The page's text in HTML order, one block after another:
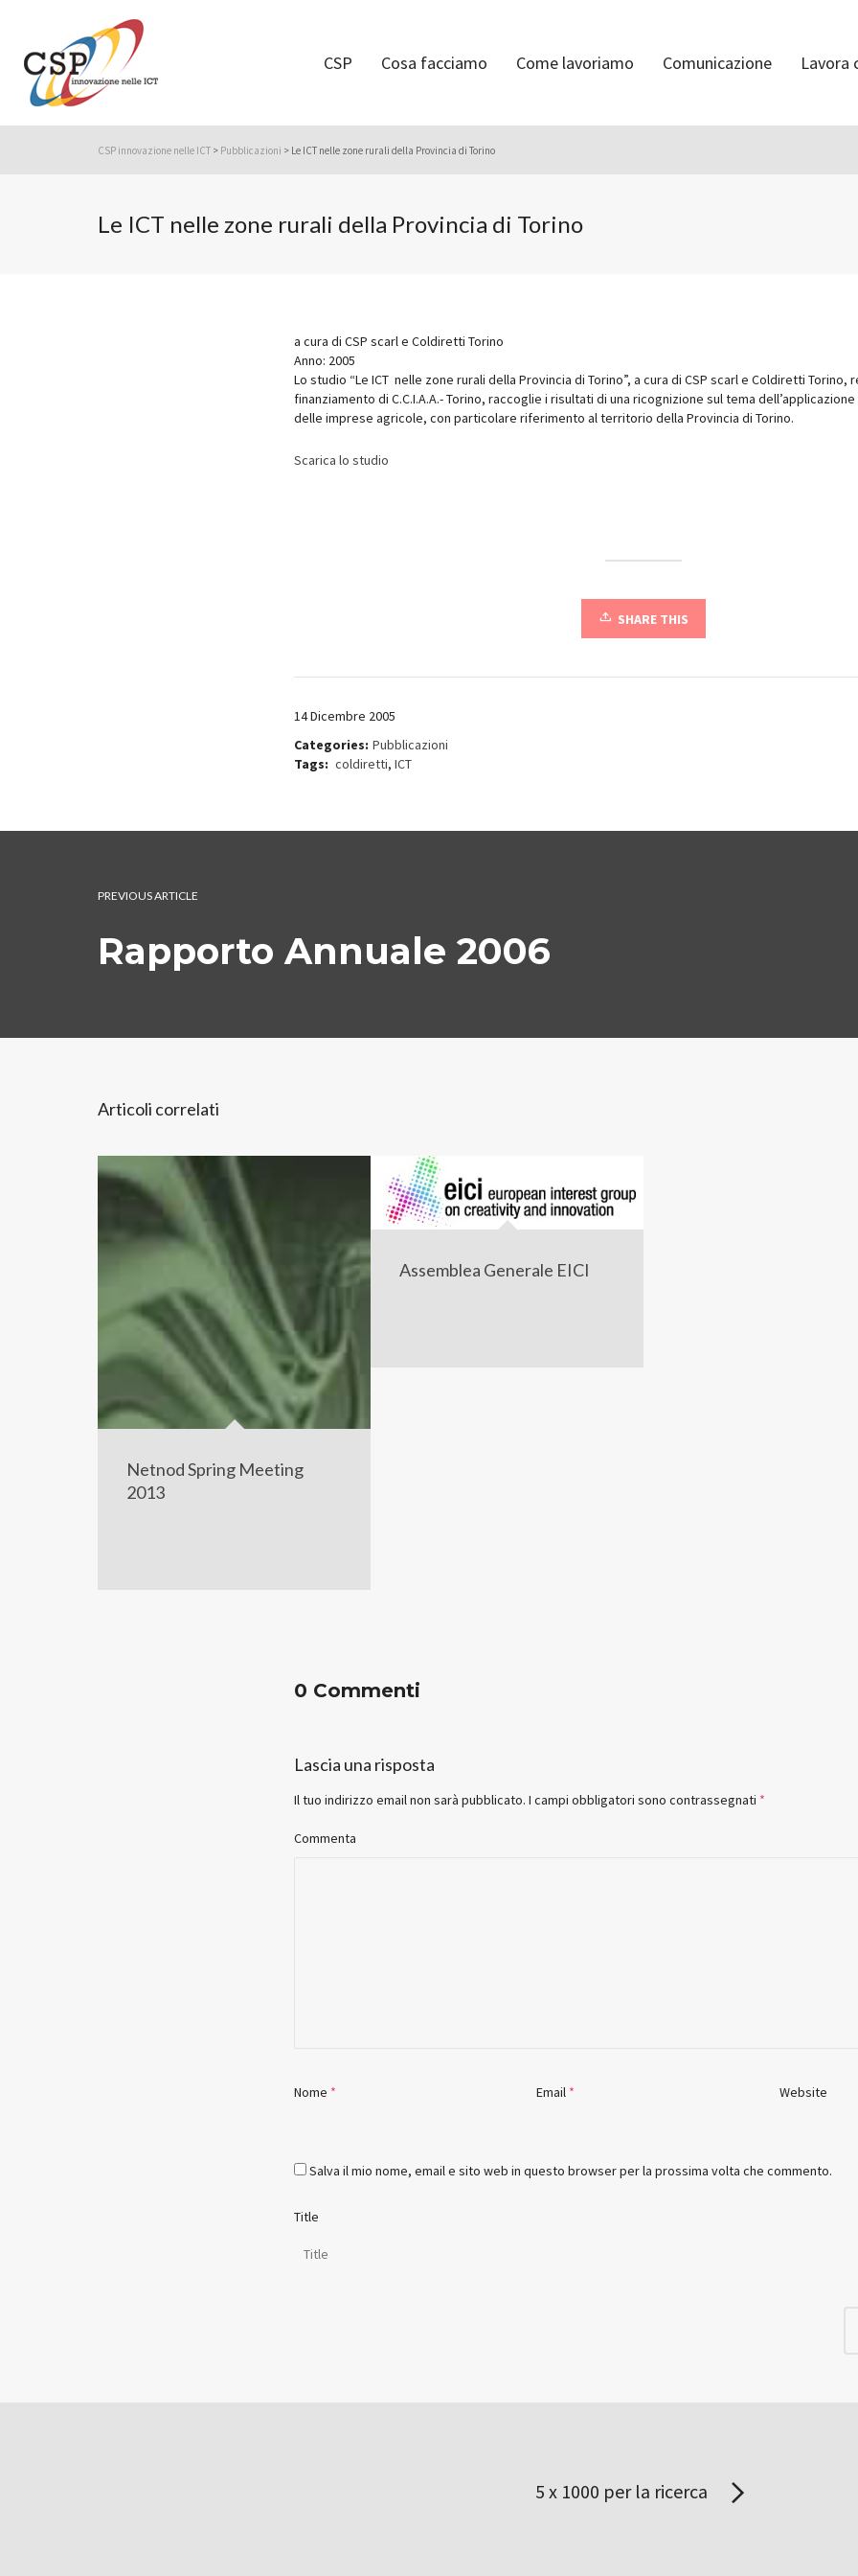
CSP Cosa facciamo Come lavoriamo Comunicazione Lavora
CSP innovazione nelle ICT > Pubblicazioni > Le ICT nelle zone rurali della Provincia di Torino
Le ICT nelle zone rurali della Provincia di Torino
a cura di CSP scarl e Coldiretti Torino
Anno: 2005
Lo studio “Le ICT nelle zone rurali della Provincia di Torino”, a cura di CSP scarl e Coldiretti Torino,
finanziamento di C.C.I.A.A.- Torino, raccoglie i risultati di una ricognizione sul tema dell’applicazione
delle imprese agricole, con particolare riferimento al territorio della Provincia di Torino.
Scarica lo studio
SHARE THIS
14 Dicembre 2005
Categories: Pubblicazioni
Tags: coldiretti, ICT
PREVIOUS ARTICLE
Rapporto Annuale 2006
Articoli correlati
Netnod Spring Meeting
2013
Assemblea Generale EICI
0 Commenti
Lascia una risposta
Il tuo indirizzo email non sarà pubblicato. I campi obbligatori sono contrassegnati *
Commenta
Nome * Email * Website
Salva il mio nome, email e sito web in questo browser per la prossima volta che commento.
Title
5 x 1000 per la ricerca